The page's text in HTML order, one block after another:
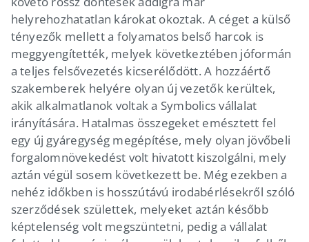
helyrehozhatatlan károkat okoztak. A céget a külső
tényezők mellett a folyamatos belső harcok is
meggyengítették, melyek következtében jóformán
a teljes felsővezetés kicserélődött. A hozzáértő
szakemberek helyére olyan új vezetők kerültek,
akik alkalmatlanok voltak a Symbolics vállalat
irányítására. Hatalmas összegeket emésztett fel
egy új gyáregység megépítése, mely olyan jövőbeli
forgalomnövekedést volt hivatott kiszolgálni, mely
aztán végül sosem következett be. Még ezekben a
nehéz időkben is hosszútávú irodabérlésekről szóló
szerződések születtek, melyeket aztán később
képtelenség volt megszüntetni, pedig a vállalat